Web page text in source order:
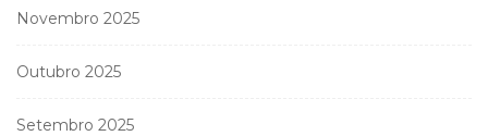
Novembro 2025
Outubro 2025
Setembro 2025